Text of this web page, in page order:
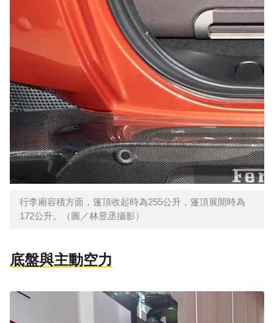
行李廂容積方面，篷頂收起時為255公升，篷頂展開時為
172公升。（圖／林昱丞攝影）
底盤與主動空力